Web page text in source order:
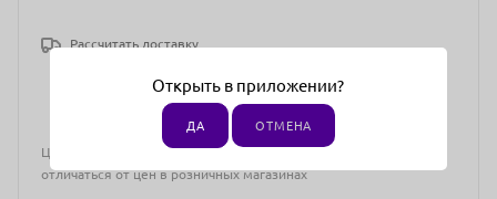
Рассчитать доставку
Цена действительна только для интернет-магазина и может
отличаться от цен в розничных магазинах
Открыть в приложении?
ДА ОТМЕНА